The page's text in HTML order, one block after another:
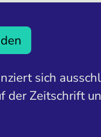
sich
der Zeitschrift